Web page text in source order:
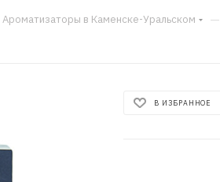
Ароматизаторы в Каменске-Уральском —
В ИЗБРАННОЕ